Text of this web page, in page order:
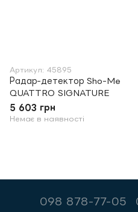
Артикул: 45895
Радар-детектор Sho-Me
QUATTRO SIGNATURE
5 603 грн
Немає в наявності
098 878-77-05